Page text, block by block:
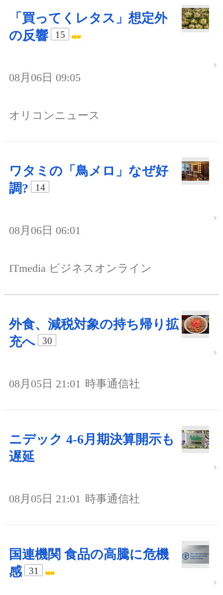
「買ってくレタス」想定外
の反響
15
08月06日 09:05
オリコンニュース
ワタミの「鳥メロ」なぜ好
調?
14
08月06日 06:01
ITmedia ビジネスオンライン
外食、減税対象の持ち帰り拡
充へ
30
08月05日 21:01 時事通信社
ニデック 4-6月期決算開示も
遅延
08月05日 21:01 時事通信社
国連機関 食品の高騰に危機
感
31